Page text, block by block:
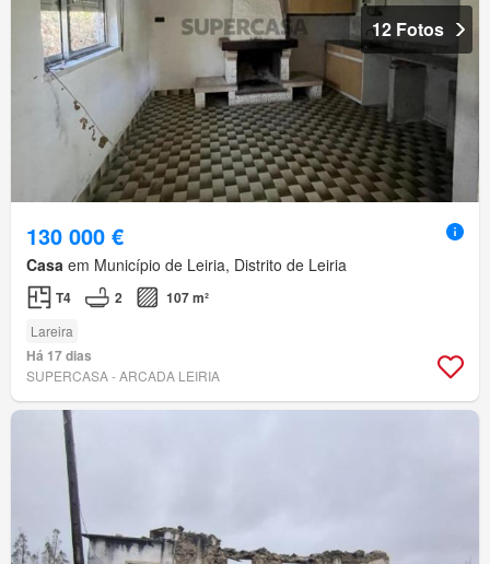
12 Fotos
130 000 €
Casa em Município de Leiria, Distrito de Leiria
T4 2 107 m²
Lareira
Há 17 dias
SUPERCASA - ARCADA LEIRIA